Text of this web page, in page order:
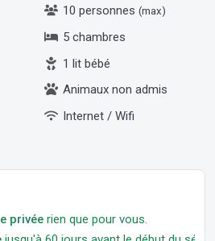
10 personnes (max)
5 chambres
1 lit bébé
Animaux non admis
Internet / Wifi
privée rien que pour vous.